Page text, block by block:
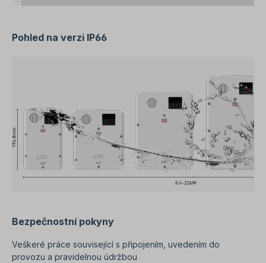
Pohled na verzi IP66
Bezpečnostní pokyny
Veškeré práce související s připojením, uvedením do
provozu a pravidelnou údržbou